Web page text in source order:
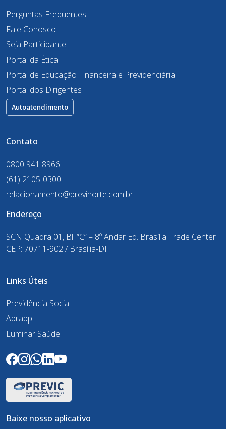
Perguntas Frequentes
Fale Conosco
Seja Participante
Portal da Ética
Portal de Educação Financeira e Previdenciária
Portal dos Dirigentes
Autoatendimento
Contato
0800 941 8966
(61) 2105-0300
relacionamento@previnorte.com.br
Endereço
SCN Quadra 01, Bl. “C” – 8º Andar Ed. Brasília Trade Center
CEP: 70711-902 / Brasília-DF
Links Úteis
Previdência Social
Abrapp
Luminar Saúde
Baixe nosso aplicativo